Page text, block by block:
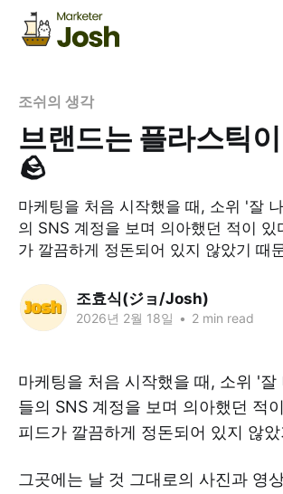
조쉬의 생각
브랜드는 플라스틱
🪨
마케팅을 처음 시작했을 때, 소위 '잘
의 SNS 계정을 보며 의아했던 적이 있
가 깔끔하게 정돈되어 있지 않았기 때
조효식(ジョ/Josh)
2026년 2월 18일 • 2 min read
마케팅을 처음 시작했을 때, 소위 '잘
들의 SNS 계정을 보며 의아했던 적
피드가 깔끔하게 정돈되어 있지 않
그곳에는 날 것 그대로의 사진과 영